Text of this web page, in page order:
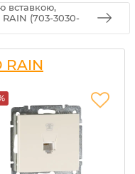
вставкою,
(703-3030-
RAIN